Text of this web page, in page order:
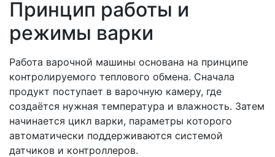
Принцип работы и
режимы варки
Работа варочной машины основана на принципе
контролируемого теплового обмена. Сначала
продукт поступает в варочную камеру, где
создаётся нужная температура и влажность. Затем
начинается цикл варки, параметры которого
автоматически поддерживаются системой
датчиков и контроллеров.